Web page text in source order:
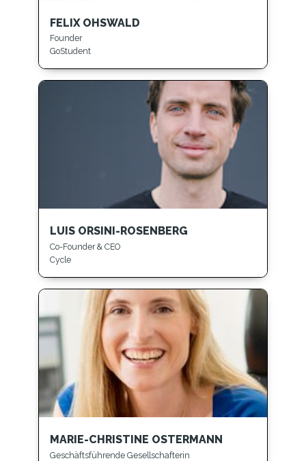
FELIX OHSWALD
Founder
GoStudent
LUIS ORSINI-ROSENBERG
Co-Founder & CEO
Cycle
MARIE-CHRISTINE OSTERMANN
Geschäftsführende Gesellschafterin